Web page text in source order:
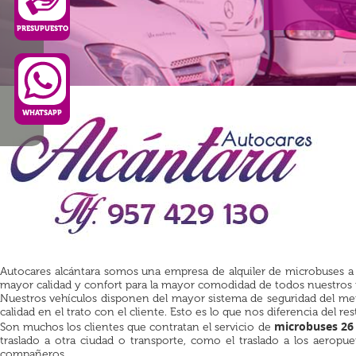
PRESUPUESTO
WHATSAPP
Autocares alcántara somos una empresa de alquiler de
mayor calidad y confort para la mayor comodidad de todos nuestros
Nuestros vehículos disponen del mayor sistema de seguridad del
calidad en el trato con el cliente. Esto es lo que nos diferencia del
Son muchos los clientes que contratan el servicio de microbuses
traslado a otra ciudad o transporte, como el traslado a los